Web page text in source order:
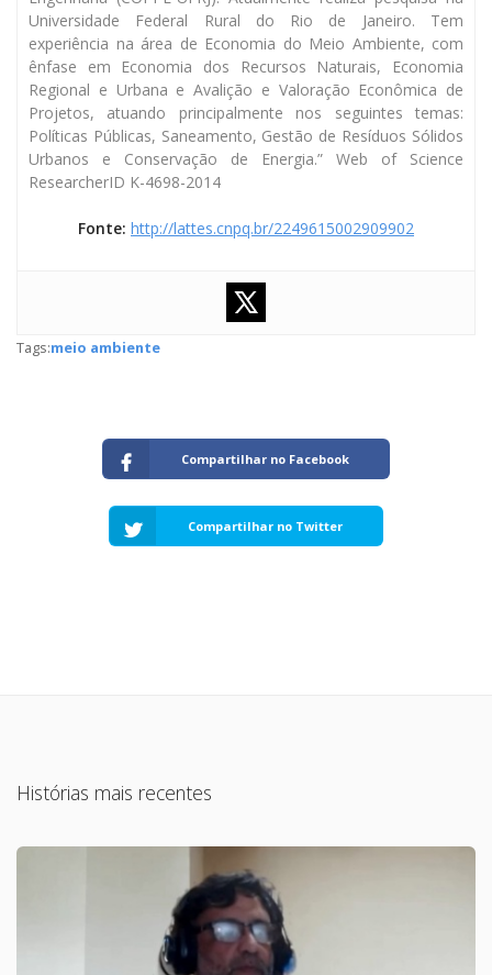
Universidade Federal Rural do Rio de Janeiro. Tem
experiência na área de Economia do Meio Ambiente, com
ênfase em Economia dos Recursos Naturais, Economia
Regional e Urbana e Avalição e Valoração Econômica de
Projetos, atuando principalmente nos seguintes temas:
Políticas Públicas, Saneamento, Gestão de Resíduos Sólidos
Urbanos e Conservação de Energia.” Web of Science
ResearcherID K-4698-2014
Fonte: http://lattes.cnpq.br/2249615002909902
Tags:meio ambiente
Compartilhar no Facebook
Compartilhar no Twitter
Histórias mais recentes